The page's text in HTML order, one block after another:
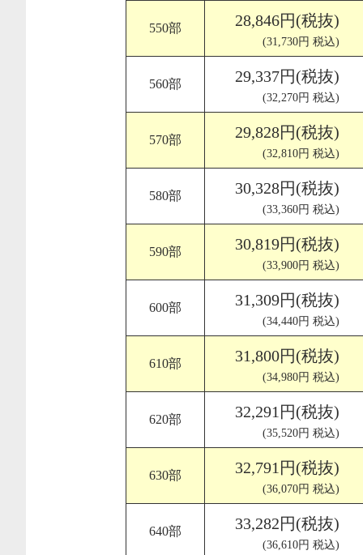
550部 28,846円(税抜)
(31,730円 税込)
560部 29,337円(税抜)
(32,270円 税込)
570部 29,828円(税抜)
(32,810円 税込)
580部 30,328円(税抜)
(33,360円 税込)
590部 30,819円(税抜)
(33,900円 税込)
600部 31,309円(税抜)
(34,440円 税込)
610部 31,800円(税抜)
(34,980円 税込)
620部 32,291円(税抜)
(35,520円 税込)
630部 32,791円(税抜)
(36,070円 税込)
640部 33,282円(税抜)
(36,610円 税込)